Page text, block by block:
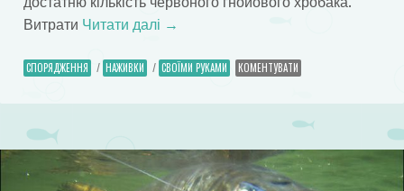
Витрати Читати далі →
СПОРЯДЖЕННЯ / НАЖИВКИ / СВОЇМИ РУКАМИ КОМЕНТУВАТИ